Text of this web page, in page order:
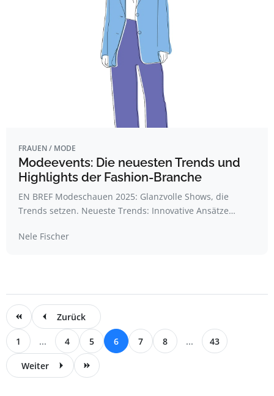
FRAUEN / MODE
Modeevents: Die neuesten Trends und
Highlights der Fashion-Branche
EN BREF Modeschauen 2025: Glanzvolle Shows, die
Trends setzen. Neueste Trends: Innovative Ansätze…
Nele Fischer
Zurück
1 ... 4 5 6 7 8 ... 43
Weiter